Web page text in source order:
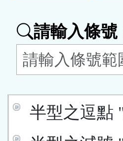
按
鈕
請輸入條號
半型之逗點